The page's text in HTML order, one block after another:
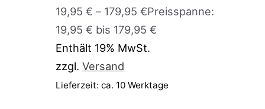
19,95€ – 179,95€Preisspanne:
19,95 € bis 179,95 €
Enthält 19% MwSt.
zzgl.Versand
Lieferzeit: ca. 10 Werktage